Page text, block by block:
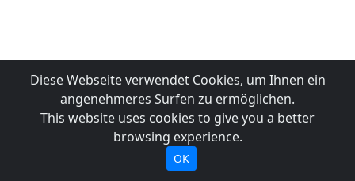
Diese Webseite verwendet Cookies, um Ihnen ein
angenehmeres Surfen zu ermöglichen.
This website uses cookies to give you a better
browsing experience.
OK